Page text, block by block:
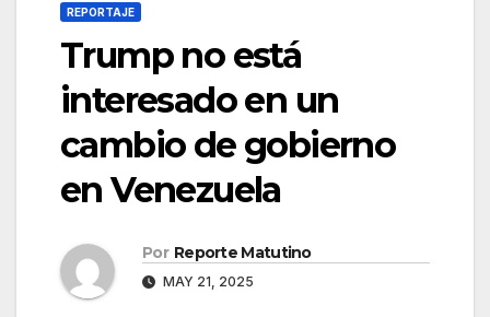
REPORTAJE
Trump no está
interesado en un
cambio de gobierno
en Venezuela
Por Reporte Matutino
MAY 21, 2025